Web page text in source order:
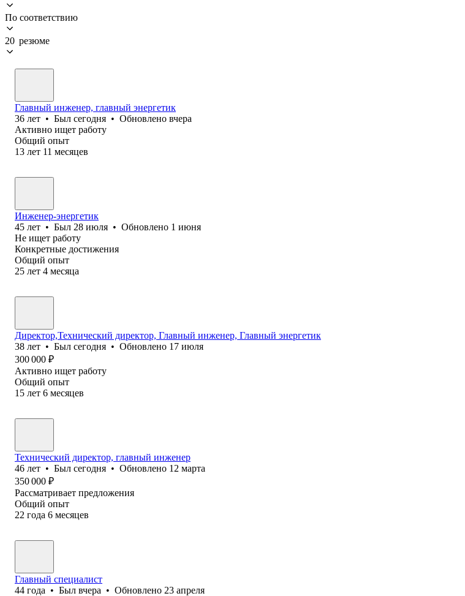
По соответствию
20 резюме
Главный инженер, главный энергетик
36 лет • Был сегодня • Обновлено вчера
Активно ищет работу
Общий опыт
13 лет 11 месяцев
Инженер-энергетик
45 лет • Был 28 июля • Обновлено 1 июня
Не ищет работу
Конкретные достижения
Общий опыт
25 лет 4 месяца
Директор,Технический директор, Главный инженер, Главный энергетик
38 лет • Был сегодня • Обновлено 17 июля
300 000 ₽
Активно ищет работу
Общий опыт
15 лет 6 месяцев
Технический директор, главный инженер
46 лет • Был сегодня • Обновлено 12 марта
350 000 ₽
Рассматривает предложения
Общий опыт
22 года 6 месяцев
Главный специалист
44 года • Был вчера • Обновлено 23 апреля